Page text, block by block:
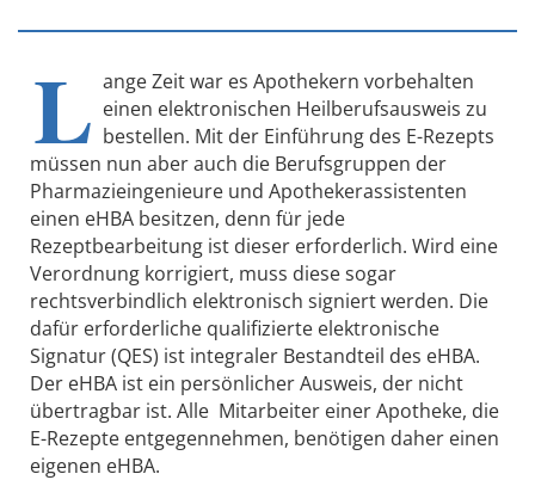
L ange Zeit war es Apothekern vorbehalten
einen elektronischen Heilberufsausweis zu
bestellen. Mit der Einführung des E-Rezepts
müssen nun aber auch die Berufsgruppen der
Pharmazieingenieure und Apothekerassistenten
einen eHBA besitzen, denn für jede
Rezeptbearbeitung ist dieser erforderlich. Wird eine
Verordnung korrigiert, muss diese sogar
rechtsverbindlich elektronisch signiert werden. Die
dafür erforderliche qualifizierte elektronische
Signatur (QES) ist integraler Bestandteil des eHBA.
Der eHBA ist ein persönlicher Ausweis, der nicht
übertragbar ist. Alle Mitarbeiter einer Apotheke, die
E-Rezepte entgegennehmen, benötigen daher einen
eigenen eHBA.